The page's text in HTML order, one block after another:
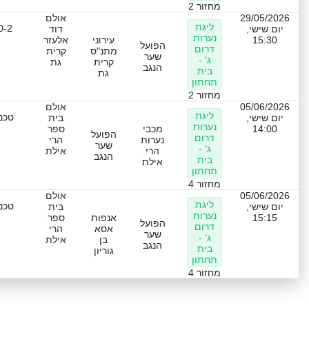
מחזור 2
29/05/2026
יום שישי,
15:30
ליגת
נערות
דרום
ג' -
בית
תחתון
מחזור 2
הפועל
שער
הנגב
עירוני
מתנ"ס
קרית
גת
אולם
דוד
אלעזר
קרית
גת
2
05/06/2026
יום שישי,
14:00
ליגת
נערות
דרום
ג' -
בית
תחתון
מחזור 4
מכבי
נערות
הרי
אילת
הפועל
שער
הנגב
אולם
בית
ספר
הרי
אילת
05/06/2026
יום שישי,
15:15
ליגת
נערות
דרום
ג' -
בית
תחתון
מחזור 4
הפועל
שער
הנגב
אנפות
אסא
בן
גוריון
אולם
בית
ספר
הרי
אילת